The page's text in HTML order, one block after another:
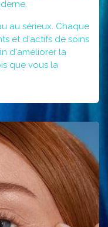
au sérieux. Chaque
et d'actifs de soins
d'améliorer la
que vous la